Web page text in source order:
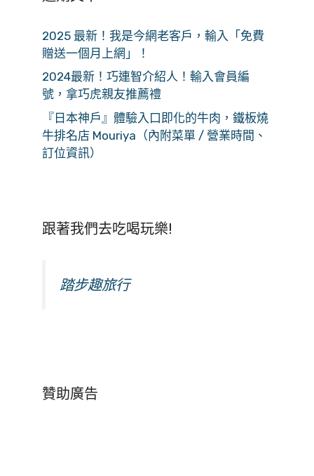
2025 最新！我是今網老客戶，輸入「免費
贈送一個月上網」！
2024最新！巧連智介紹人！輸入會員編
號，拿巧虎親友推薦禮
『日本神戶』體驗入口即化的牛肉，鐵板燒
牛排名店 Mouriya（內附菜單 / 營業時間、
訂位資訊）
跟著我們去吃喝玩樂!
踏步趣旅行
贊助廣告